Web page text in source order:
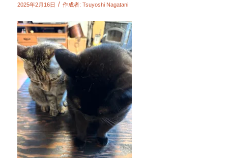
2025年2月16日 / 作成者: Tsuyoshi Nagatani